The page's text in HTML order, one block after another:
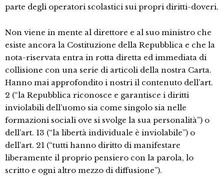
parte degli operatori scolastici sui propri diritti-doveri.
Non viene in mente al direttore e al suo ministro che
esiste ancora la Costituzione della Repubblica e che la
nota-riservata entra in rotta diretta ed immediata di
collisione con una serie di articoli della nostra Carta.
Hanno mai approfondito i nostri il contenuto dell’art.
2 (“la Repubblica riconosce e garantisce i diritti
inviolabili dell’uomo sia come singolo sia nelle
formazioni sociali ove si svolge la sua personalità”) o
dell’art. 13 (“la libertà individuale è inviolabile”) o
dell’art. 21 (“tutti hanno diritto di manifestare
liberamente il proprio pensiero con la parola, lo
scritto e ogni altro mezzo di diffusione”).